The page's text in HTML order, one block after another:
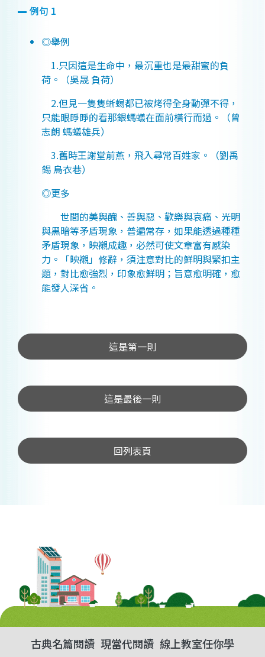
例句 1
◎舉例
1.只因這是生命中，最沉重也是最甜蜜的負
荷。（吳晟 負荷）
2.但見一隻隻蜥蜴都已被烤得全身動彈不得，
只能眼睜睜的看那銀螞蟻在面前橫行而過。（曾
志朗 螞蟻雄兵）
3.舊時王謝堂前燕，飛入尋常百姓家。（劉禹
錫 烏衣巷）
◎更多
世間的美與醜、善與惡、歡樂與哀痛、光明
與黑暗等矛盾現象，普遍常存，如果能透過種種
矛盾現象，映襯成趣，必然可使文章富有感染
力。「映襯」修辭，須注意對比的鮮明與緊扣主
題，對比愈強烈，印象愈鮮明；旨意愈明確，愈
能發人深省。
這是第一則
這是最後一則
回列表頁
古典名篇閱讀 現當代閱讀 線上教室任你學